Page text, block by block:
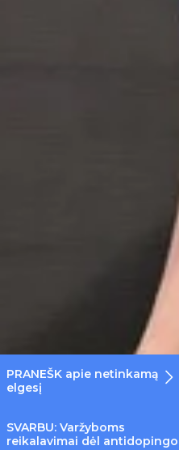
PRANEŠK apie netinkamą
elgesį
SVARBU: Varžyboms
reikalavimai dėl antidopingo